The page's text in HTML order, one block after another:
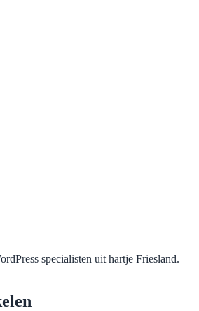
specialisten uit hartje Friesland.